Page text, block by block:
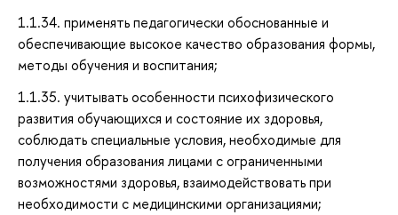
1.1.34. применять педагогически обоснованные и
обеспечивающие высокое качество образования формы,
методы обучения и воспитания;
1.1.35. учитывать особенности психофизического
развития обучающихся и состояние их здоровья,
соблюдать специальные условия, необходимые для
получения образования лицами с ограниченными
возможностями здоровья, взаимодействовать при
необходимости с медицинскими организациями;